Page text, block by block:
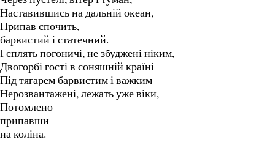
Наставившись на дальній океан,
Припав спочить,
барвистий і статечний.
І сплять погоничі, не збуджені ніким,
Двогорбі гості в соняшній країні
Під тягарем барвистим і важким
Нерозвантажені, лежать уже віки,
Потомлено
припавши
на коліна.